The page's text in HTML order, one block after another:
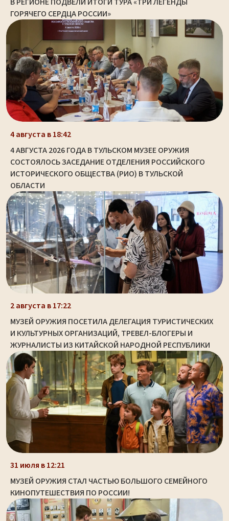
ГОРЯЧЕГО СЕРДЦА РОССИИ»
4 августа в 18:42
4 АВГУСТА 2026 ГОДА В ТУЛЬСКОМ МУЗЕЕ ОРУЖИЯ
СОСТОЯЛОСЬ ЗАСЕДАНИЕ ОТДЕЛЕНИЯ РОССИЙСКОГО
ИСТОРИЧЕСКОГО ОБЩЕСТВА (РИО) В ТУЛЬСКОЙ
ОБЛАСТИ
2 августа в 17:22
МУЗЕЙ ОРУЖИЯ ПОСЕТИЛА ДЕЛЕГАЦИЯ ТУРИСТИЧЕСКИХ
И КУЛЬТУРНЫХ ОРГАНИЗАЦИЙ, ТРЕВЕЛ-БЛОГЕРЫ И
ЖУРНАЛИСТЫ ИЗ КИТАЙСКОЙ НАРОДНОЙ РЕСПУБЛИКИ
31 июля в 12:21
МУЗЕЙ ОРУЖИЯ СТАЛ ЧАСТЬЮ БОЛЬШОГО СЕМЕЙНОГО
КИНОПУТЕШЕСТВИЯ ПО РОССИИ!